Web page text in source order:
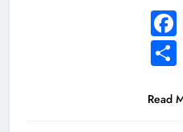
Read